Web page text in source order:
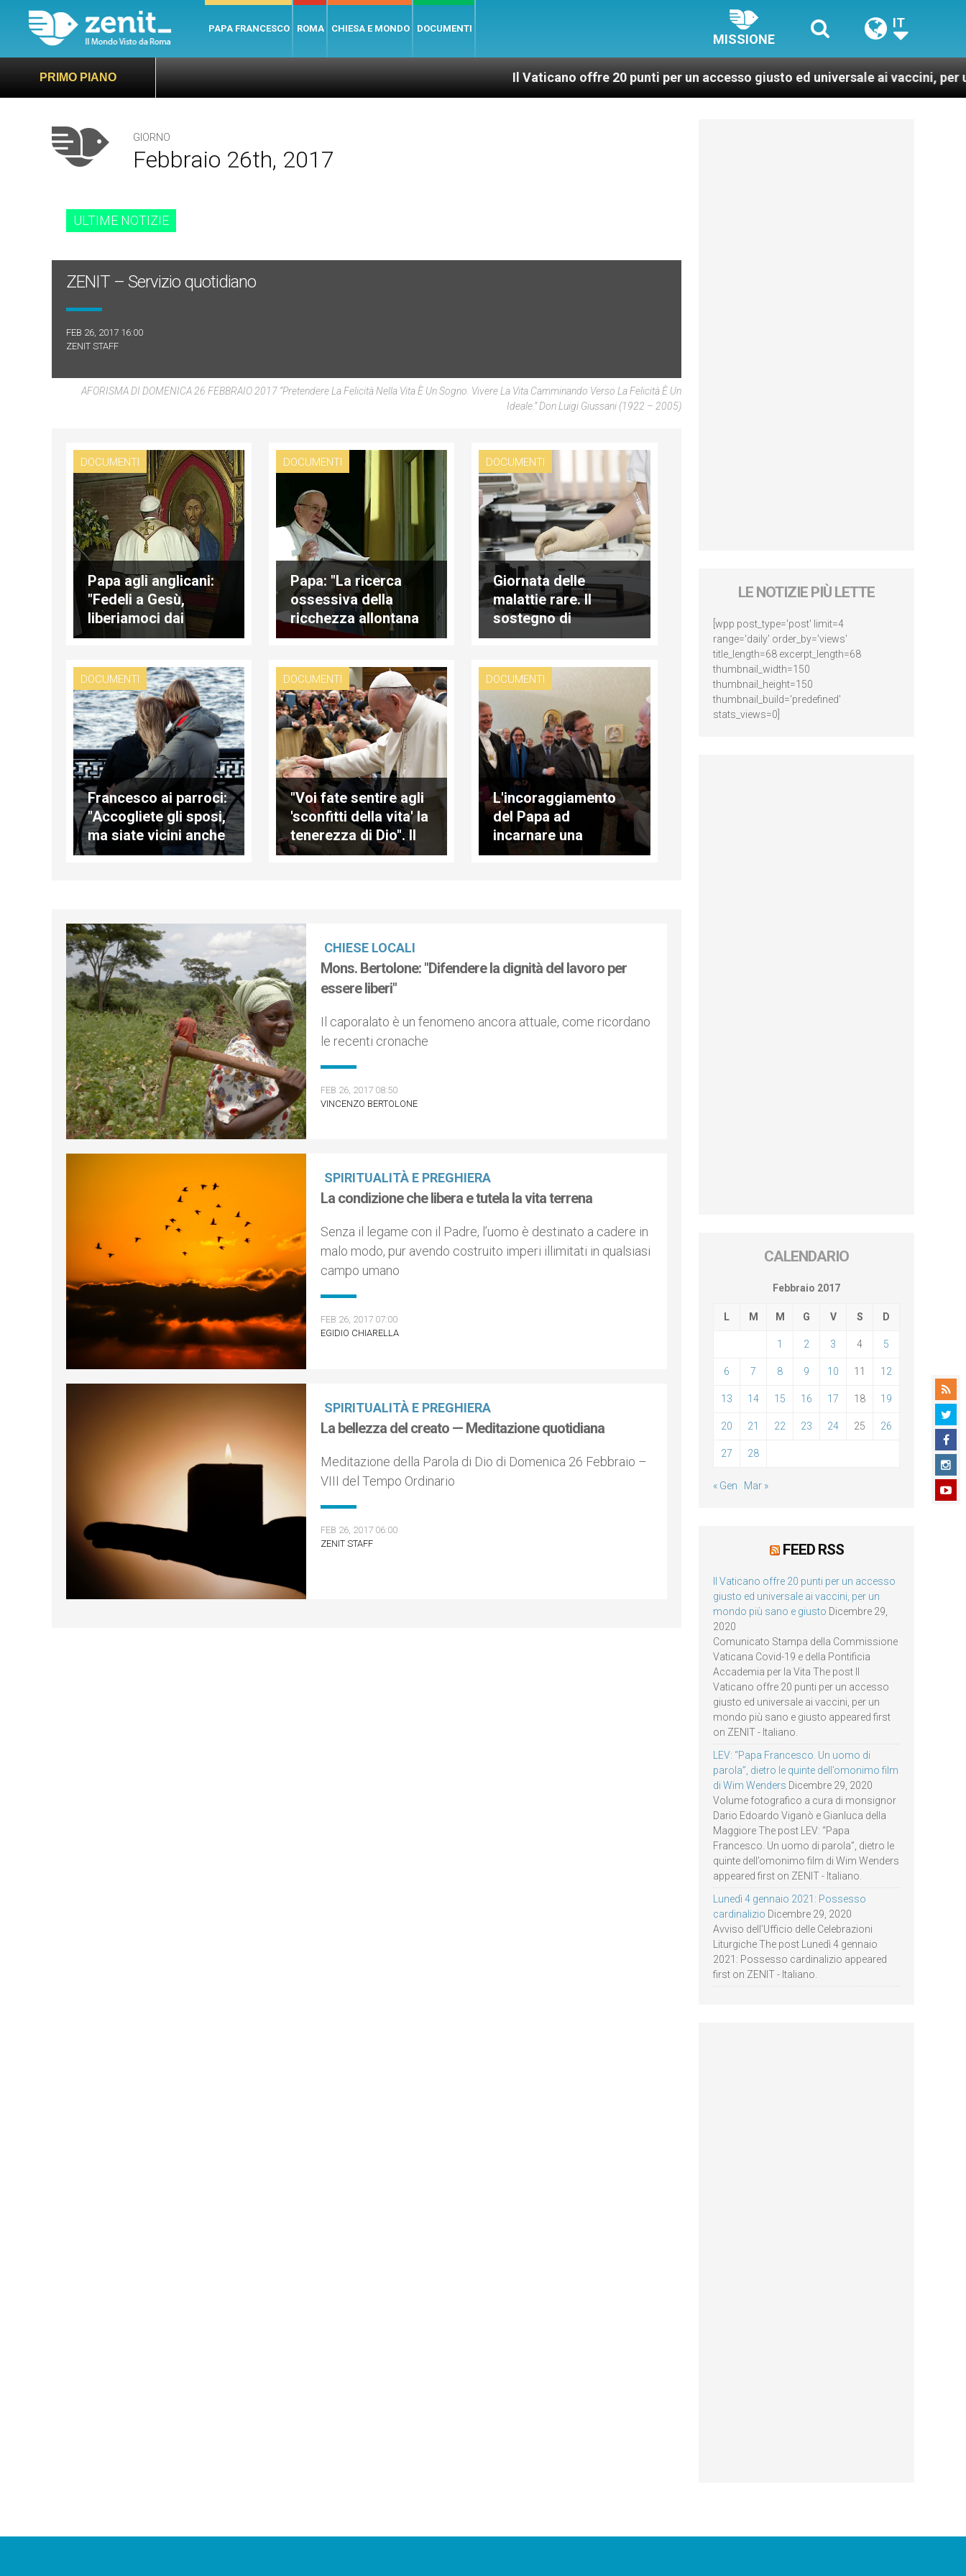
PAPA FRANCESCO ROMA CHIESA E MONDO DOCUMENTI
MISSIONE
IT
PRIMO PIANO Il Vaticano offre 20 punti per un accesso giusto ed universale ai vaccini, per un mondo più
GIORNO
Febbraio 26th, 2017
ULTIME NOTIZIE
ZENIT – Servizio quotidiano
FEB 26, 2017 16:00
ZENIT STAFF
AFORISMA DI DOMENICA 26 FEBBRAIO 2017 “Pretendere La Felicità Nella Vita È Un Sogno. Vivere La Vita Camminando Verso La Felicità È Un
Ideale.”Don Luigi Giussani (1922 – 2005)
DOCUMENTI
Papa agli anglicani:
"Fedeli a Gesù,
liberiamoci dai
pregiudizi reciproci"
DOCUMENTI
Papa: "La ricerca
ossessiva della
ricchezza allontana
da Dio"
DOCUMENTI
Giornata delle
malattie rare. Il
sostegno di
Francesco ai pazienti
DOCUMENTI
Francesco ai parroci:
"Accogliete gli sposi,
ma siate vicini anche
ai conviventi"
DOCUMENTI
"Voi fate sentire agli
'sconfitti della vita' la
tenerezza di Dio". Il
Papa ringrazia la
DOCUMENTI
L'incoraggiamento
del Papa ad
incarnare una
"Chiesa povera per i
CHIESE LOCALI
Mons. Bertolone: "Difendere la dignità del lavoro per
essere liberi"
Il caporalato è un fenomeno ancora attuale, come ricordano
le recenti cronache
FEB 26, 2017 08:50
VINCENZO BERTOLONE
SPIRITUALITÀ E PREGHIERA
La condizione che libera e tutela la vita terrena
Senza il legame con il Padre, l’uomo è destinato a cadere in
malo modo, pur avendo costruito imperi illimitati in qualsiasi
campo umano
FEB 26, 2017 07:00
EGIDIO CHIARELLA
SPIRITUALITÀ E PREGHIERA
La bellezza del creato — Meditazione quotidiana
Meditazione della Parola di Dio di Domenica 26 Febbraio –
VIII del Tempo Ordinario
FEB 26, 2017 06:00
ZENIT STAFF
LE NOTIZIE PIÙ LETTE
[wpp post_type='post' limit=4
range='daily' order_by='views'
title_length=68 excerpt_length=68
thumbnail_width=150
thumbnail_height=150
thumbnail_build='predefined'
stats_views=0]
CALENDARIO
Febbraio 2017
L M M G V S D
1 2 3 4 5
6 7 8 9 10 11 12
13 14 15 16 17 18 19
20 21 22 23 24 25 26
27 28
« Gen Mar »
FEED RSS
Il Vaticano offre 20 punti per un accesso
giusto ed universale ai vaccini, per un
mondo più sano e giusto Dicembre 29,
2020
Comunicato Stampa della Commissione
Vaticana Covid-19 e della Pontificia
Accademia per la Vita The post Il
Vaticano offre 20 punti per un accesso
giusto ed universale ai vaccini, per un
mondo più sano e giusto appeared first
on ZENIT - Italiano.
LEV: “Papa Francesco. Un uomo di
parola”, dietro le quinte dell’omonimo film
di Wim Wenders Dicembre 29, 2020
Volume fotografico a cura di monsignor
Dario Edoardo Viganò e Gianluca della
Maggiore The post LEV: “Papa
Francesco. Un uomo di parola”, dietro le
quinte dell’omonimo film di Wim Wenders
appeared first on ZENIT - Italiano.
Lunedì 4 gennaio 2021: Possesso
cardinalizio Dicembre 29, 2020
Avviso dell’Ufficio delle Celebrazioni
Liturgiche The post Lunedì 4 gennaio
2021: Possesso cardinalizio appeared
first on ZENIT - Italiano.